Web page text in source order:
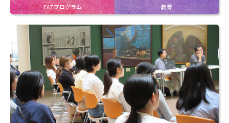
EATプログラム 教育